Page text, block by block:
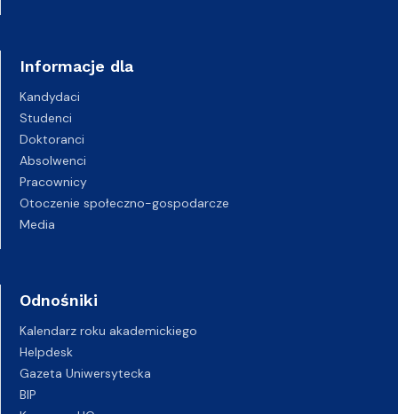
Informacje dla
Kandydaci
Studenci
Doktoranci
Absolwenci
Pracownicy
Otoczenie społeczno-gospodarcze
Media
Odnośniki
Kalendarz roku akademickiego
Helpdesk
Gazeta Uniwersytecka
BIP